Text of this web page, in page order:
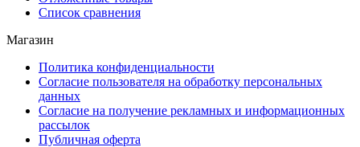
Список сравнения
Магазин
Политика конфиденциальности
Согласие пользователя на обработку персональных
данных
Согласие на получение рекламных и информационных
рассылок
Публичная оферта